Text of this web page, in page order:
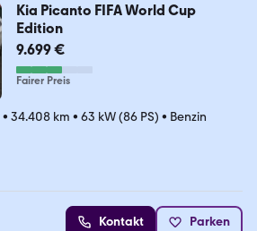
Kia Picanto FIFA World Cup
Edition
9.699 €
Fairer Preis
• 34.408 km • 63 kW (86 PS) • Benzin
Kontakt Parken